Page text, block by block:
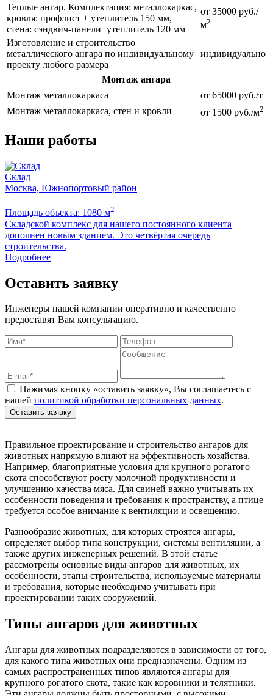
Теплые ангар. Комплектация: металлокаркас,
кровля: профлист + утеплитель 150 мм,
стена: сэндвич-панели+утеплитель 120 мм
от 35000 руб./
м2
Изготовление и строительство
металлического ангара по индивидуальному
проекту любого размера
индивидуально
Монтаж ангара
Монтаж металлокаркаса
от 65000 руб./т
Монтаж металлокаркаса, стен и кровли
от 1500 руб./м2
Наши работы
Склад
Москва, Южнопортовый район
Площадь объекта: 1080 м2
Складской комплекс для нашего постоянного клиента
дополнен новым зданием. Это четвёртая очередь
строительства.
Подробнее
Оставить заявку
Инженеры нашей компании оперативно и качественно
предоставят Вам консультацию.
Нажимая кнопку «оставить заявку», Вы соглашаетесь с
нашей политикой обработки персональных данных.
Оставить заявку
Правильное проектирование и строительство ангаров для
животных напрямую влияют на эффективность хозяйства.
Например, благоприятные условия для крупного рогатого
скота способствуют росту молочной продуктивности и
улучшению качества мяса. Для свиней важно учитывать их
особенности поведения и требования к пространству, а птице
требуется особое внимание к вентиляции и освещению.
Разнообразие животных, для которых строятся ангары,
определяет выбор типа конструкции, системы вентиляции, а
также других инженерных решений. В этой статье
рассмотрены основные виды ангаров для животных, их
особенности, этапы строительства, используемые материалы
и требования, которые необходимо учитывать при
проектировании таких сооружений.
Типы ангаров для животных
Ангары для животных подразделяются в зависимости от того,
для какого типа животных они предназначены. Одним из
самых распространенных типов являются ангары для
крупного рогатого скота, такие как коровники и телятники.